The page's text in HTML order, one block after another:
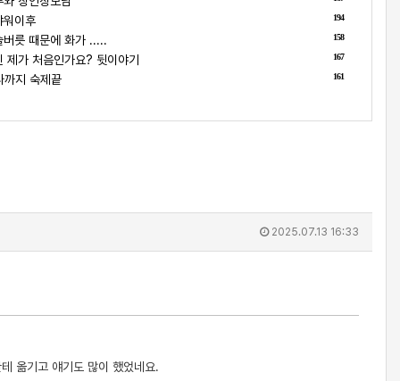
194
이후
158
릇 때문에 화가 .....
167
가 처음인가요? 뒷이야기
161
지 숙제끝
2025.07.13 16:33
옮기고 얘기도 많이 했었네요.